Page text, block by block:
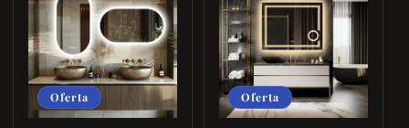
Oferta Oferta